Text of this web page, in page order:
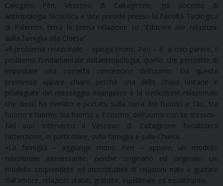
Calogero Peri, Vescovo di Caltagirone, già docente di
antropologia filosofica e Vice preside presso la Facoltà Teologica
di Palermo, terrà la prima relazione su “Educare alle relazioni:
dalla famiglia alla Chiesa”.
«Il problema relazionale – spiega mons. Peri – è, a mio parere, il
problema fondamentale dell’antropologia, quello che permette di
impostare una corretta concezione dell’uomo. Da questa
premessa appare chiaro perché una delle chiavi unitarie e
privilegiate del messaggio evangelico è la rivoluzione relazionale
che Gesù ha rivelato e portato sulla terra: tra l’uomo e Dio, tra
l’uomo e l’uomo, tra l’uomo e il cosmo, dell’uomo con se stesso».
Nel suo intervento il Vescovo di Caltagirone focalizzerà
l’attenzione, in particolare, sulla famiglia e sulla Chiesa.
«La famiglia – aggiunge mons. Peri – appare, un modello
relazionale interessante, perché originario ed originale. Un
modello sorprendete ed insostituibile di relazioni nate e guidate
dall’amore, relazioni stabili, gratuite, equilibrate ed equilibranti».